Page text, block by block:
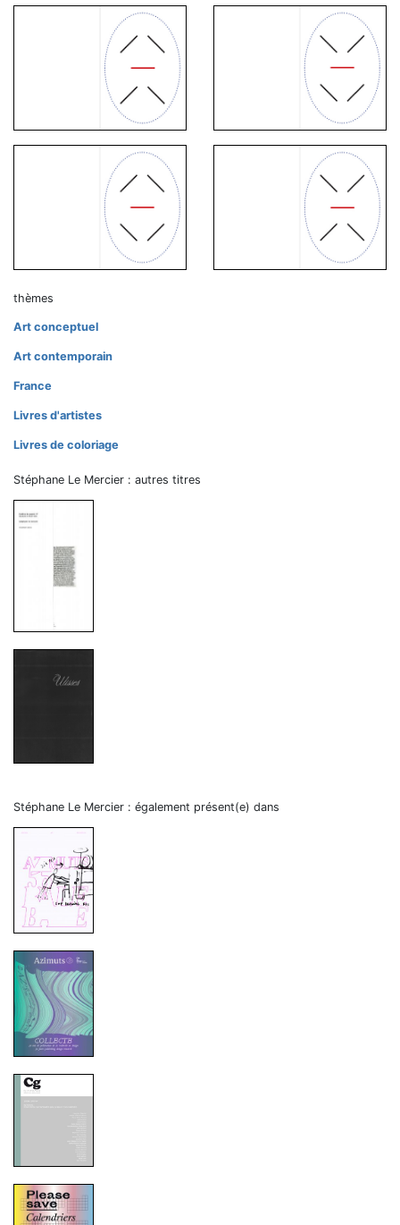
thèmes
Art conceptuel
Art contemporain
France
Livres d'artistes
Livres de coloriage
Stéphane Le Mercier : autres titres
Stéphane Le Mercier : également présent(e) dans